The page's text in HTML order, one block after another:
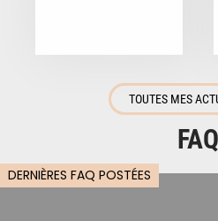
TOUTES MES
FAQ
DERNIÈRES FAQ POSTÉES